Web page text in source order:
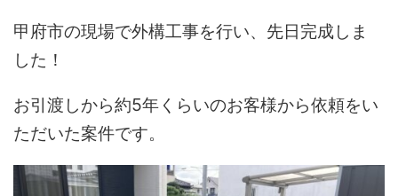
甲府市の現場で外構工事を行い、先日完成しま
した！
お引渡しから約5年くらいのお客様から依頼をい
ただいた案件です。